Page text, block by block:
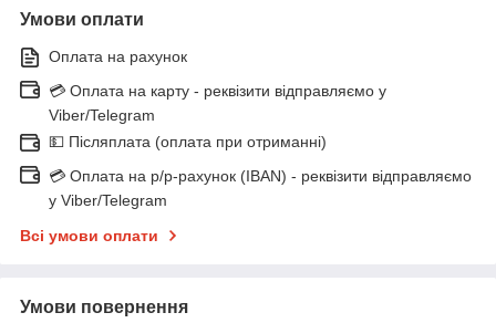
Умови оплати
Оплата на рахунок
💳 Оплата на карту - реквізити відправляємо у
Viber/Telegram
💵 Післяплата (оплата при отриманні)
💳 Оплата на р/р-рахунок (IBAN) - реквізити відправляємо
у Viber/Telegram
Всі умови оплати
Умови повернення